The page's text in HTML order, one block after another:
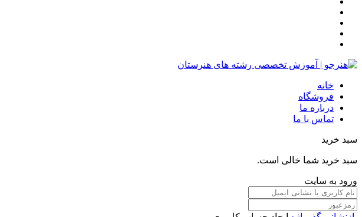
خانه
فروشگاه
درباره ما
تماس با ما
سبد خرید
سبد خرید شما خالی است.
ورود به سایت